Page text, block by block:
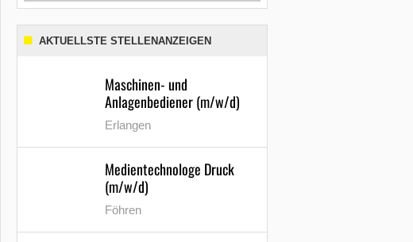
AKTUELLSTE STELLENANZEIGEN
Maschinen- und
Anlagenbediener (m/w/d)
Erlangen
Medientechnologe Druck
(m/w/d)
Föhren